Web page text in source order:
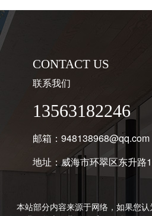
CONTACT US
联系我们
13563182246
邮箱：948138968@qq.com
地址：威海市环翠区东升路
本站部分内容来源于网络，如果您